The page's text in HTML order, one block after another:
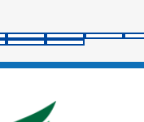
ラ
イ